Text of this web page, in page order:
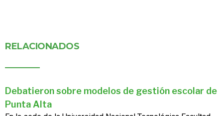
RELACIONADOS
Debatieron sobre modelos de gestión escolar de
Punta Alta